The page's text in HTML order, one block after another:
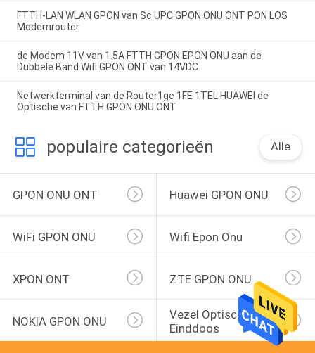
FTTH-LAN WLAN GPON van Sc UPC GPON ONU ONT PON LOS
Modemrouter
de Modem 11V van 1.5A FTTH GPON EPON ONU aan de
Dubbele Band Wifi GPON ONT van 14VDC
Netwerkterminal van de Router1ge 1FE 1TEL HUAWEI de
Optische van FTTH GPON ONU ONT
populaire categorieën Alle
GPON ONU ONT Huawei GPON ONU
WiFi GPON ONU Wifi Epon Onu
XPON ONT ZTE GPON ONU
NOKIA GPON ONU
Vezel Optische
Einddoos